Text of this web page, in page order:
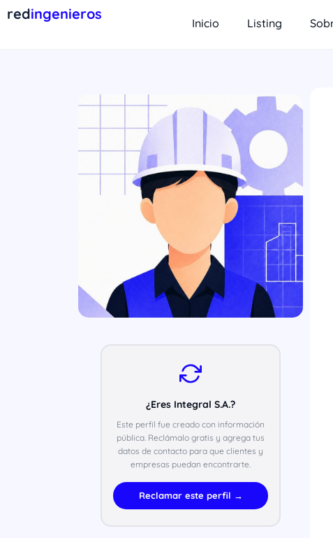
redingenieros
Inicio Listing
¿Eres Integral S.A.?
Este perfil fue creado con información
pública. Reclámalo gratis y agrega tus
datos de contacto para que clientes y
empresas puedan encontrarte.
Reclamar este perfil →